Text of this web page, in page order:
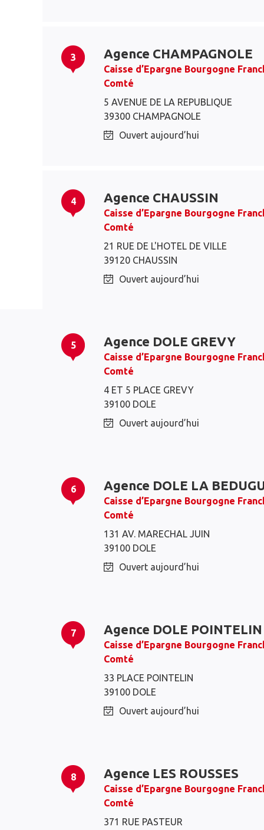
3 Agence CHAMPAGNOLE
Caisse d’Epargne Bourgogne
Comté
5 AVENUE DE LA REPUBLIQUE
39300 CHAMPAGNOLE
Ouvert aujourd’hui
4 Agence CHAUSSIN
Caisse d’Epargne Bourgogne
Comté
21 RUE DE L'HOTEL DE VILLE
39120 CHAUSSIN
Ouvert aujourd’hui
5 Agence DOLE GREVY
Caisse d’Epargne Bourgogne
Comté
4 ET 5 PLACE GREVY
39100 DOLE
Ouvert aujourd’hui
6 Agence DOLE LA
Caisse d’Epargne Bourgogne
Comté
131 AV. MARECHAL JUIN
39100 DOLE
Ouvert aujourd’hui
7 Agence DOLE POINTELIN
Caisse d’Epargne Bourgogne
Comté
33 PLACE POINTELIN
39100 DOLE
Ouvert aujourd’hui
8 Agence LES ROUSSES
Caisse d’Epargne Bourgogne
Comté
371 RUE PASTEUR